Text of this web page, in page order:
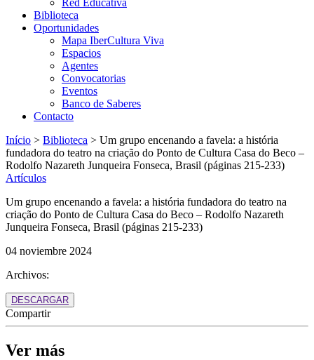
Red Educativa
Biblioteca
Oportunidades
Mapa IberCultura Viva
Espacios
Agentes
Convocatorias
Eventos
Banco de Saberes
Contacto
Início > Biblioteca > Um grupo encenando a favela: a história
fundadora do teatro na criação do Ponto de Cultura Casa do Beco –
Rodolfo Nazareth Junqueira Fonseca, Brasil (páginas 215-233)
Artículos
Um grupo encenando a favela: a história fundadora do teatro na
criação do Ponto de Cultura Casa do Beco – Rodolfo Nazareth
Junqueira Fonseca, Brasil (páginas 215-233)
04 noviembre 2024
Archivos:
DESCARGAR
Compartir
Ver más